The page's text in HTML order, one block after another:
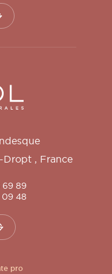
en
Dropt , France
69 89
09 48
pro